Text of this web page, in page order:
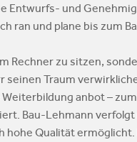
und
ran und plane bis zum
Rechner zu sitzen,
Traum
anbot –
Bau-Lehmann
Qualität